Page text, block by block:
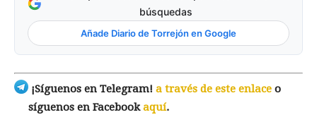
búsquedas
Añade Diario de Torrejón en Google
¡Síguenos en Telegram! a través de este enlace o
síguenos en Facebookaquí.